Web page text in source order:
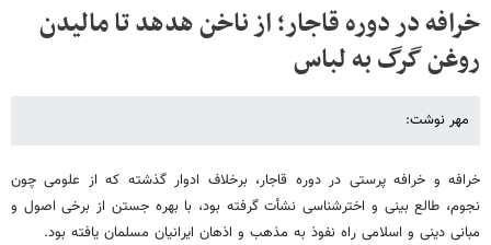
خرافه در دوره قاجار؛ از ناخن هدهد تا مالیدن
روغن گرگ به لباس
مهر نوشت:
خرافه و خرافه پرستی در دوره قاجار، برخلاف ادوار گذشته که از علومی چون
نجوم، طالع بینی و اخترشناسی نشأت گرفته بود، با بهره جستن از برخی اصول و
مبانی دینی و اسلامی راه نفوذ به مذهب و اذهان ایرانیان مسلمان یافته بود.